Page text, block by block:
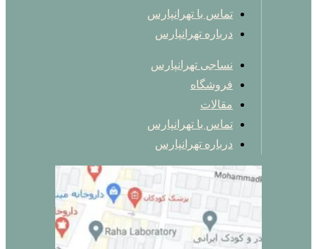
تماس با تهرانپارس
درباره تهرانپارس
نساجی تهرانپارس
فروشگاه
مقالات
تماس با تهرانپارس
درباره تهرانپارس